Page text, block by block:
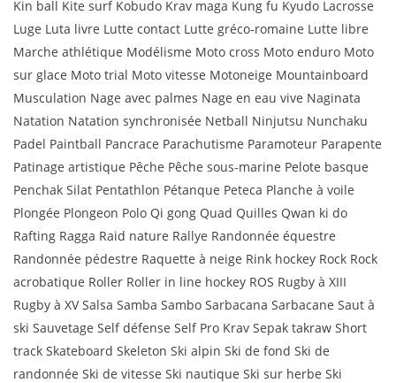
Kin ball Kite surf Kobudo Krav maga Kung fu Kyudo Lacrosse
Luge Luta livre Lutte contact Lutte gréco-romaine Lutte libre
Marche athlétique Modélisme Moto cross Moto enduro Moto
sur glace Moto trial Moto vitesse Motoneige Mountainboard
Musculation Nage avec palmes Nage en eau vive Naginata
Natation Natation synchronisée Netball Ninjutsu Nunchaku
Padel Paintball Pancrace Parachutisme Paramoteur Parapente
Patinage artistique Pêche Pêche sous-marine Pelote basque
Penchak Silat Pentathlon Pétanque Peteca Planche à voile
Plongée Plongeon Polo Qi gong Quad Quilles Qwan ki do
Rafting Ragga Raid nature Rallye Randonnée équestre
Randonnée pédestre Raquette à neige Rink hockey Rock Rock
acrobatique Roller Roller in line hockey ROS Rugby à XIII
Rugby à XV Salsa Samba Sambo Sarbacana Sarbacane Saut à
ski Sauvetage Self défense Self Pro Krav Sepak takraw Short
track Skateboard Skeleton Ski alpin Ski de fond Ski de
randonnée Ski de vitesse Ski nautique Ski sur herbe Ski